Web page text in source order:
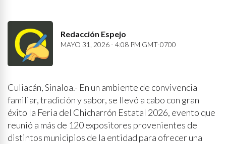
Redacción Espejo
MAYO 31, 2026 - 4:08 PM GMT-0700
Culiacán, Sinaloa.- En un ambiente de convivencia
familiar, tradición y sabor, se llevó a cabo con gran
éxito la Feria del Chicharrón Estatal 2026, evento que
reunió a más de 120 expositores provenientes de
distintos municipios de la entidad para ofrecer una